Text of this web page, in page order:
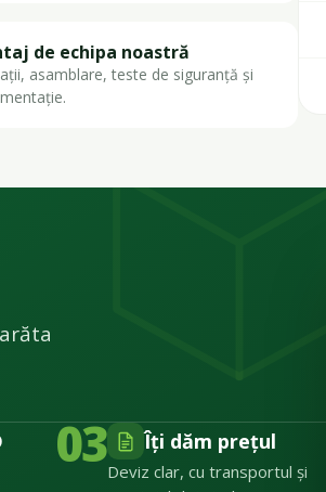
de echipa noastră
asamblare, teste de siguranță și
03 Îți dăm prețul
Deviz clar, cu transportul și